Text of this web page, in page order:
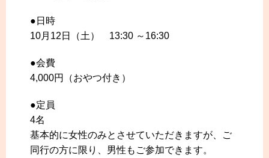
●日時
10月12日（土） 13:30 ～16:30
●会費
4,000円（おやつ付き）
●定員
4名
基本的に女性のみとさせていただきますが、ご
同行の方に限り、男性もご参加できます。